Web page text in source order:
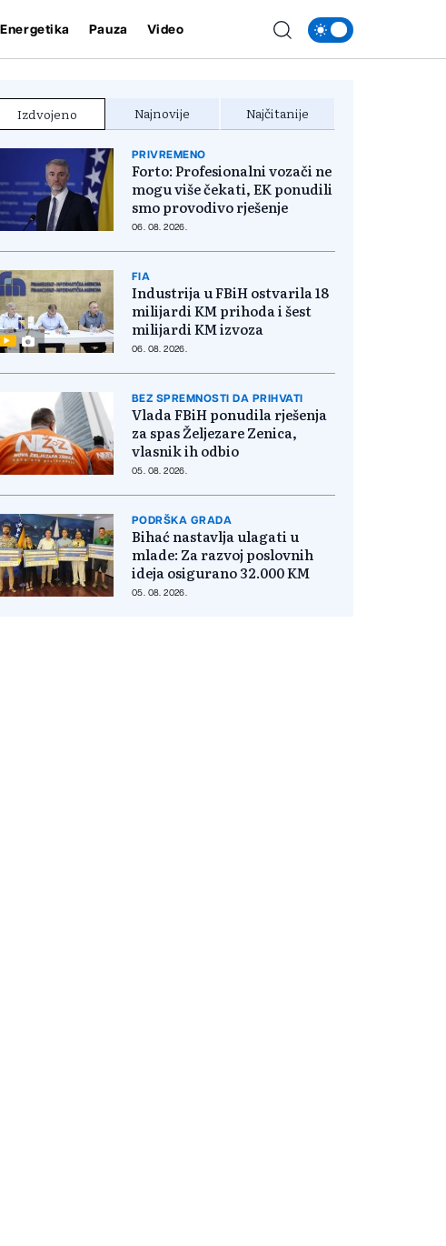
Energetika Pauza Video
Izdvojeno Najnovije Najčitanije
PRIVREMENO
Forto: Profesionalni vozači ne
mogu više čekati, EK ponudili
smo provodivo rješenje
06. 08. 2026.
FIA
Industrija u FBiH ostvarila 18
milijardi KM prihoda i šest
milijardi KM izvoza
06. 08. 2026.
BEZ SPREMNOSTI DA PRIHVATI
Vlada FBiH ponudila rješenja
za spas Željezare Zenica,
vlasnik ih odbio
05. 08. 2026.
PODRŠKA GRADA
Bihać nastavlja ulagati u
mlade: Za razvoj poslovnih
ideja osigurano 32.000 KM
05. 08. 2026.